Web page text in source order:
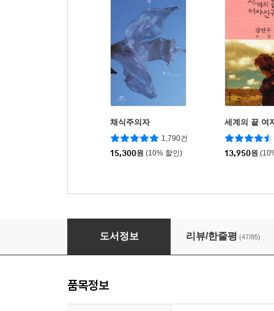
채식주의자
1,790건
15,300원 (10% 할인)
세계의 끝 여
13,950원
파도가 바다의 일이라면
도서정보 리뷰/한줄평 (47/85)
품목정보